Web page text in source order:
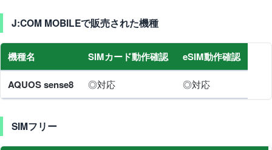
J:COM MOBILEで販売された機種
機種名 SIMカード動作確認 eSIM動作確認
AQUOS sense8 ◎対応 ◎対応
SIMフリー